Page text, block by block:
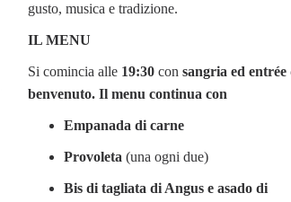
gusto, musica e tradizione.
IL MENU
Si comincia alle 19:30 con sangria ed entrée
benvenuto. Il menu continua con
Empanada di carne
Provoleta (una ogni due)
Bis di tagliata di Angus e asado di